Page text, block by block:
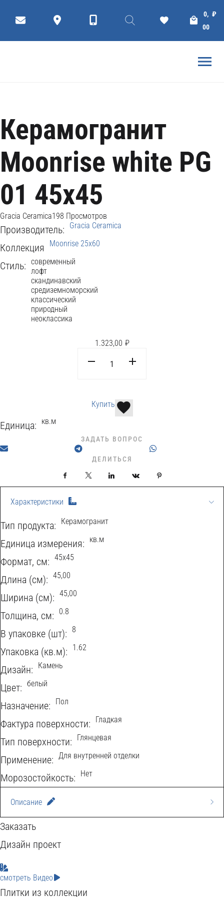
₽
0,
00
ГЛАВНАЯ GRACIA CERAMICA
Характеристики
Тип продукта: Керамогранит
Eдиница измерения: кв.м
Формат, см: 45х45
Длина (см): 45,00
Ширина (см): 45,00
Толщина, см: 0.8
В упаковке (шт): 8
Упаковка (кв.м): 1.62
Дизайн: Камень
Цвет: белый
Назначение: Пол
Фактура поверхности: Гладкая
Тип поверхности: Глянцевая
Применение: Для внутренней отделки
Морозостойкость: Нет
Описание
Керамогранит Moonrise White PG 01 45x45 от Gracia
Ceramica — это высококачественный материал,
выполненный с точной имитацией белого оникса. Его
глянцевая поверхность подчеркивает природную
Заказать
Дизайн проект
Керамогранит
Moonrise white PG
01 45x45
Gracia Ceramica198 Просмотров
Производитель: Gracia Ceramica
Коллекция Moonrise 25x60
Стиль: современный
лофт
скандинавский
средиземноморский
классический
природный
неоклассика
₽
1.323,00
Купить
Единица: кв.м
ЗАДАТЬ ВОПРОС
ДЕЛИТЬСЯ
Facebook LinkedIn VKontakte
смотреть Видео
Плитки из коллекции
Q
U
Y
N
A